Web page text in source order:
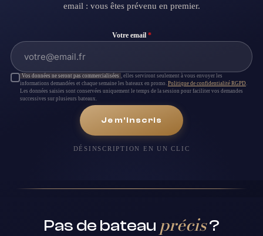
email : vous êtes prévenu en premier.
Votre email *
Vos données ne seront pas commercialisées
, elles serviront seulement à vous envoyer les
informations demandées et chaque semaine les bateaux en promo. Politique de confidentialité RGPD
Les données saisies sont conservées uniquement le temps de la session pour faciliter vos demandes
successives sur plusieurs bateaux.
Je m'inscris
DÉSINSCRIPTION EN UN CLIC
Pas de bateau précis?